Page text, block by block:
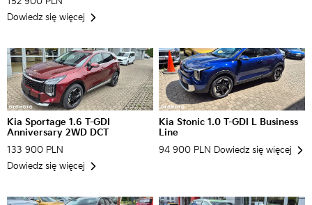
Dowiedz się więcej
Kia Sportage 1.6 T-GDI
Anniversary 2WD DCT
133 900 PLN
Dowiedz się więcej
Kia Stonic 1.0 T-GDI L Business
Line
94 900 PLN Dowiedz się więcej